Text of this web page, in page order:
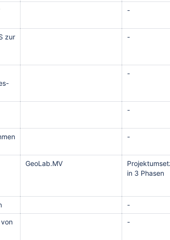
-
zur
-
-
-
-
GeoLab.MV
in 3 Phasen
-
-